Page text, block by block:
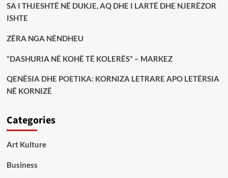
SA I THJESHTË NË DUKJE, AQ DHE I LARTË DHE NJERËZOR
ISHTE
ZËRA NGA NËNDHEU
“DASHURIA NË KOHË TË KOLERËS” – MARKEZ
QENËSIA DHE POETIKA: KORNIZA LETRARE APO LETËRSIA
NË KORNIZË
Categories
Art Kulture
Business